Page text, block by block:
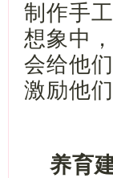
制作手
想象中
会给他
激励他
养育